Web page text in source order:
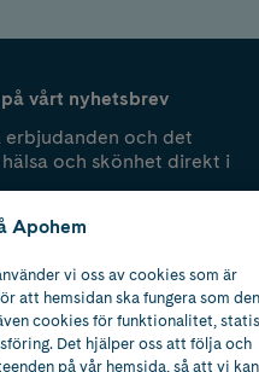
vårt nyhetsbrev
erbjudanden och det
och skönhet direkt i
Apohem
vi oss av cookies som är
att hemsidan ska fungera som
cookies för funktionalitet,
Det hjälper oss att följa och
på vår hemsida, så att vi